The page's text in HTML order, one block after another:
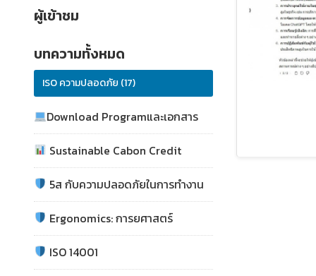
ผู้เข้าชม
บทความทั้งหมด
ISO ความปลอดภัย (17)
Download Programและเอกสาร
Sustainable Cabon Credit
5ส กับความปลอดภัยในการทำงาน
Ergonomics: การยศาสตร์
ISO 14001